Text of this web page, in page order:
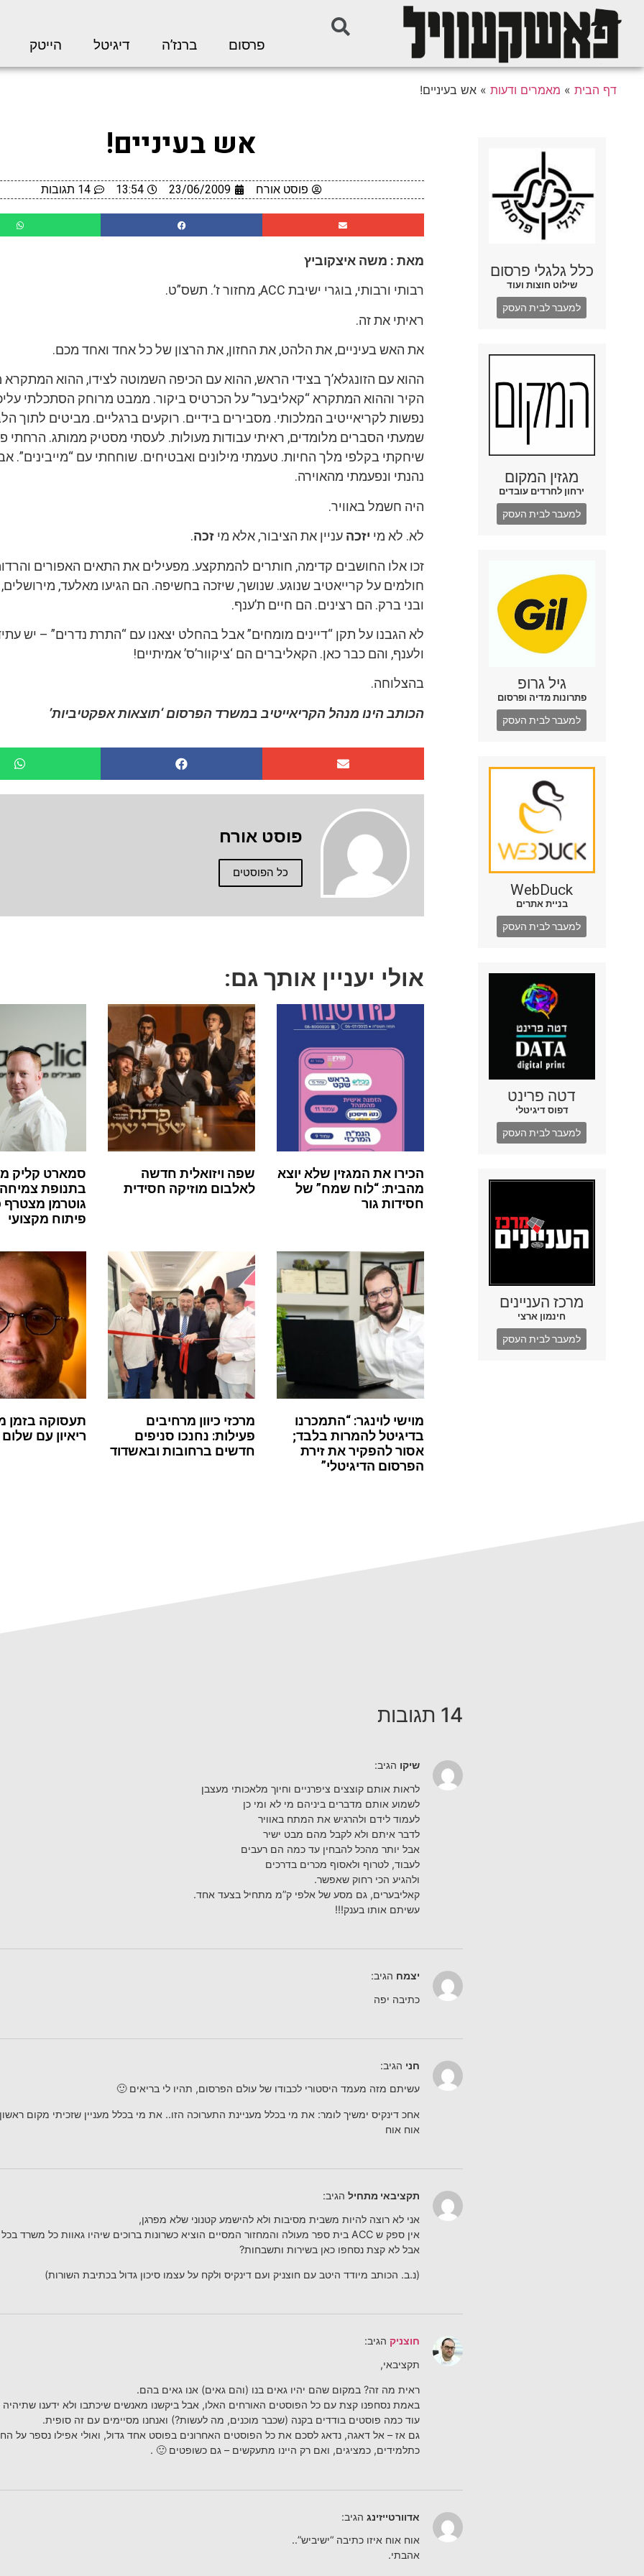
פרסום ברנז’ה דיגיטל הייטק
דף הבית » מאמרים ודעות »אש בעיניים!
כלל גלגלי פרסום
שילוט חוצות ועוד
למעבר לבית העסק
מגזין המקום
ירחון לחרדים עובדים
למעבר לבית העסק
גיל גרופ
פתרונות מדיה ופרסום
למעבר לבית העסק
WebDuck
בניית אתרים
למעבר לבית העסק
דטה פרינט
דפוס דיגיטלי
למעבר לבית העסק
מרכז העניינים
חינמון ארצי
למעבר לבית העסק
אש בעיניים!
פוסט אורח 23/06/2009
13:54 14 תגובות
מאת : משה איצקוביץ
רבותי ורבותי, בוגרי ישיבת ACC, מחזור ז’. תשס”ט.
ראיתי את זה.
את האש בעיניים, את הלהט, את החזון, את הרצון של כל אחד ואחד מכם.
הקיר וההוא המתקרא “קאליבער” על הכרטיס ביקור. ממבט מרוחק הסתכלתי
נפשות לקריאייטיב המלכותי. מסבירים בידיים. רוקעים ברגליים. מביטים לתוך
שמעתי הסברים מלומדים, ראיתי עבודות מעולות. לעסתי מסטיק ממותג. הרחתי
שיחקתי בקלפי מלך החיות. טעמתי מילונים ואבטיחים. שוחחתי עם “מייבינים”.
נהנתי ונפעמתי מהאוירה.
היה חשמל באוויר.
לא. לא מי יזכה עניין את הציבור, אלא מיזכה.
זכו אלו החושבים קדימה, חותרים להמתקצע. מפעילים את התאים האפורים
חולמים על קרייאטיב שנוגע. שנושך, שיזכה בחשיפה. הם הגיעו מאלעד,
ובני ברק. הם רצינים. הם חיים ת’ענף.
לא הגבנו על תקן “דיינים מומחים” אבל בהחלט יצאנו עם “התרת נדרים” – יש
ולענף, והם כבר כאן. הקאליברים הם ‘ציקוור’ס’ אמיתיים!
בהצלוחה.
הכותב הינו מנהל הקריאייטיב במשרד הפרסום ‘תוצאות אפקטיביות’
פוסט אורח
כל הפוסטים
אולי יעניין אותך גם:
הכירו את המגזין שלא יוצא
מהבית: “לוח שמח” של
חסידות גור
שפה ויזואלית חדשה
לאלבום מוזיקה חסידית
סמארט קליק
בתנופת
גוטרמן מצטרף
פיתוח מקצועי
מוישי לוינגר: “התמכרנו
בדיגיטל להמרות בלבד;
אסור להפקיר את זירת
הפרסום הדיגיטלי”
מרכזי כיוון מרחיבים
פעילות: נחנכו סניפים
חדשים ברחובות ובאשדוד
תעסוקה בזמן
ריאיון עם
14 תגובות
שיקו הגיב:
לראות אותם קוצצים ציפרניים וחיוך מלאכותי מעצבן
לשמוע אותם מדברים ביניהם מי לא ומי כן
לעמוד לידם ולהרגיש את המתח באוויר
לדבר איתם ולא לקבל מהם מבט ישיר
אבל יותר מהכל להבחין עד כמה הם רעבים
לעבוד, לטרוף ולאסוף מכרים בדרכים
ולהגיע הכי רחוק שאפשר.
קאליבערים, גם מסע של אלפי ק”מ מתחיל בצעד אחד.
עשיתם אותו בענק!!!
יצמח הגיב:
כתיבה יפה
חני הגיב:
עשיתם מזה מעמד היסטורי לכבודו של עולם הפרסום, תהיו לי בריאים 🙂
אחכ דינקיס ימשיך לומר: את מי בכלל מעניינת התערוכה הזו.. את מי בכלל מעניין שזכיתי מקום
אוח אוח
תקציבאי מתחיל הגיב:
אני לא רוצה להיות משבית מסיבות ולא להישמע קטנוני שלא מפרגן,
אין ספק ש ACC בית ספר מעולה והמחזור המסיים הוציא כשרונות ברוכים שיהיו גאוות כל משרד בכל מגזר,
אבל לא קצת נסחפו כאן בשירות ותשבחות?
(נ.ב. הכותב מיודד היטב עם חוצניק ועם דינקיס ולקח על עצמו סיכון גדול בכתיבת השורות)
חוצניק הגיב:
תקציבאי,
ראית מה זה? במקום שהם יהיו גאים בנו (והם גאים) אנו גאים בהם.
באמת נסחפנו קצת עם כל הפוסטים האורחים האלו, אבל ביקשנו מאנשים שיכתבו ולא ידענו שתיהיה
עוד כמה פוסטים בודדים בקנה (שכבר מוכנים, מה לעשות?) ואנחנו מסיימים עם זה סופית.
גם אז – אל דאגה, נדאג לסכם את כל הפוסטים האחרונים בפוסט אחד גדול, ואולי אפילו נספר על
כתלמידים, כמציגים, ואם רק היינו מתעקשים – גם כשופטים 🙂 .
אדוורטייזינג הגיב:
אוח אוח איזו כתיבה “ישיביש”..
אהבתי.